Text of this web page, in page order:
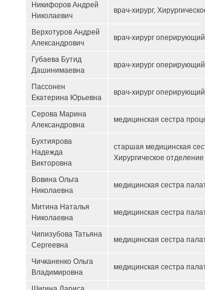
Никифоров Андрей
Николаевич
врач-хирург,
Верхотуров Андрей
Александрович
врач-хирург
Губаева Бутид
Дашинимаевна
врач-хирург
Пассонен
Екатерина Юрьевна
врач-хирург
Серова Марина
Александровна
медицинская сестра
Бухтиярова
Надежда
Викторовна
старшая медицинская
Хирургическое отделение
Вовина Ольга
Николаевна
медицинская сестра
Митина Наталья
Николаевна
медицинская сестра
Чипизубова Татьяна
Сергеевна
медицинская сестра
Чичканенко Ольга
Владимировна
медицинская сестра